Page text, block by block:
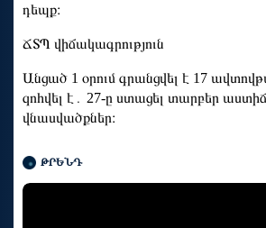
դեպք։
ՃՏՊ վիճակագրություն
Անցած 1 օրում գրանցվել է 17
զոհվել է․ 27-ը ստացել տարբեր
վնասվածքներ։
ԹՐԵՆԴ